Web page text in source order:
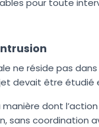
pour toute
ne réside pas
devait être
dont
sans coordination